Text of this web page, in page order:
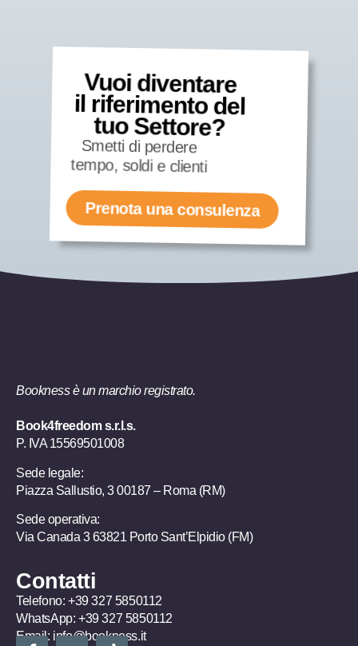
Vuoi diventare
il riferimento del
tuo Settore?
Smetti di perdere
tempo, soldi e clienti
Prenota una consulenza
Bookness è un marchio registrato.
Book4freedom s.r.l.s.
P. IVA ​15569501008
Sede legale:
Piazza Sallustio, 3 00187 – Roma (RM)
Sede operativa:
Via Canada 3 63821 Porto Sant’Elpidio (FM)
Contatti
Telefono: +39 327 5850112
WhatsApp: +39 327 5850112
Email: info@bookness.it